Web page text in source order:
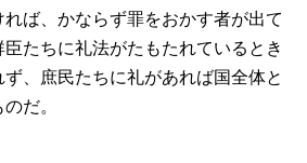
ば、かならず罪をおかす者が出て
たちに礼法がたもたれているとき
、庶民たちに礼があれば国全体と
だ。